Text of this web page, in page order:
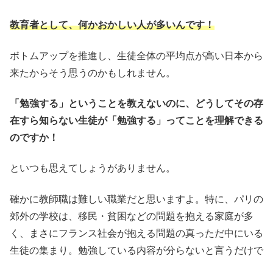
教育者として、何かおかしい人が多いんです！
ボトムアップを推進し、生徒全体の平均点が高い日本から
来たからそう思うのかもしれません。
「勉強する」ということを教えないのに、どうしてその存
在すら知らない生徒が「勉強する」ってことを理解できる
のですか！
といつも思えてしょうがありません。
確かに教師職は難しい職業だと思いますよ。特に、パリの
郊外の学校は、移民・貧困などの問題を抱える家庭が多
く、まさにフランス社会が抱える問題の真っただ中にいる
生徒の集まり。勉強している内容が分らないと言うだけで